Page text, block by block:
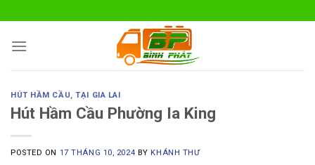
to
content
HÚT HẦM CẦU,TẠI GIA LAI
Hút Hầm Cầu Phường Ia King
POSTED ON 17 THÁNG 10, 2024 BY KHÁNH THƯ